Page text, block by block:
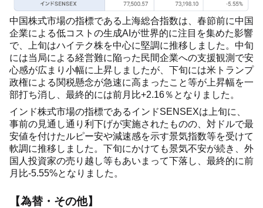
中国株式市場の指標である上海総合指数は、春節前に中国
企業による低コストの生成AIが世界的に注目を集めた影響
で、上旬はハイテク株を中心に堅調に推移しました。中旬
には当局による経営難に陥った民間企業への支援観測で安
心感が広まり小幅に上昇しましたが、下旬には米トランプ
政権による関税懸念が急速に高まったこと等が上昇幅を一
部打ち消し、最終的には前月比+2.16％となりました。
インド株式市場の指標であるインドSENSEXは上旬に、
事前の見通し通り利下げが実施されたものの、対ドルで最
安値を付けたルピー安や減速感を示す景気指数等を受けて
軟調に推移しました。下旬にかけても景気不安が続き、外
国人投資家の売り越し等もあいまって下落し、最終的に前
月比-5.55%となりました。
【為替・その他】